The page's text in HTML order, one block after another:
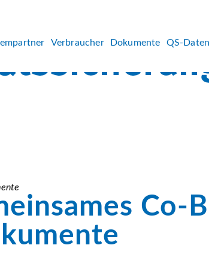
Verbraucher Dokumente QS-
Co-